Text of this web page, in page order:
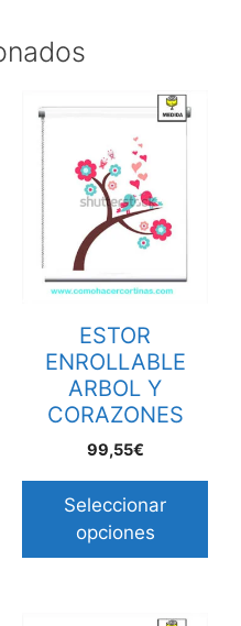
ESTOR
ENROLLABLE
ARBOL Y
CORAZONES
99,55€
Seleccionar
opciones